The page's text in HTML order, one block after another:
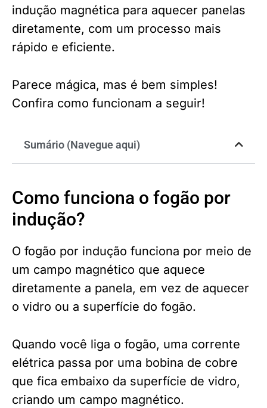
indução magnética para aquecer panelas
diretamente, com um processo mais
rápido e eficiente.
Parece mágica, mas é bem simples!
Confira como funcionam a seguir!
Sumário (Navegue aqui)
Como funciona o fogão por
indução?
O fogão por indução funciona por meio de
um campo magnético que aquece
diretamente a panela, em vez de aquecer
o vidro ou a superfície do fogão.
Quando você liga o fogão, uma corrente
elétrica passa por uma bobina de cobre
que fica embaixo da superfície de vidro,
criando um campo magnético.